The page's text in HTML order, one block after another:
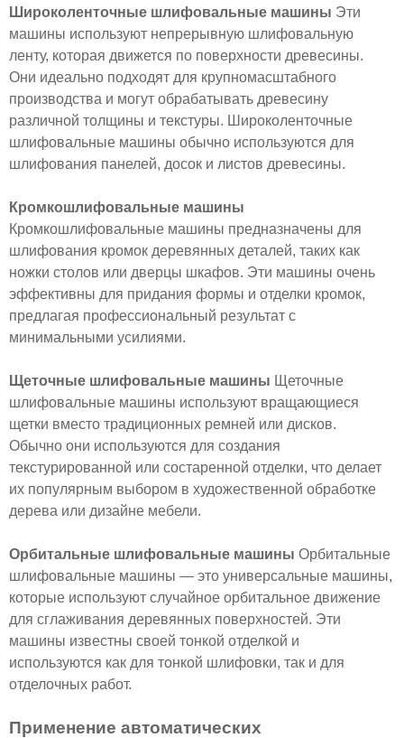
Широколенточные шлифовальные машины Эти
машины используют непрерывную шлифовальную
ленту, которая движется по поверхности древесины.
Они идеально подходят для крупномасштабного
производства и могут обрабатывать древесину
различной толщины и текстуры. Широколенточные
шлифовальные машины обычно используются для
шлифования панелей, досок и листов древесины.
Кромкошлифовальные машины
Кромкошлифовальные машины предназначены для
шлифования кромок деревянных деталей, таких как
ножки столов или дверцы шкафов. Эти машины очень
эффективны для придания формы и отделки кромок,
предлагая профессиональный результат с
минимальными усилиями.
Щеточные шлифовальные машины Щеточные
шлифовальные машины используют вращающиеся
щетки вместо традиционных ремней или дисков.
Обычно они используются для создания
текстурированной или состаренной отделки, что делает
их популярным выбором в художественной обработке
дерева или дизайне мебели.
Орбитальные шлифовальные машины Орбитальные
шлифовальные машины — это универсальные машины,
которые используют случайное орбитальное движение
для сглаживания деревянных поверхностей. Эти
машины известны своей тонкой отделкой и
используются как для тонкой шлифовки, так и для
отделочных работ.
Применение автоматических